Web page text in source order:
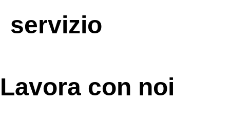
servizio
Lavora con noi